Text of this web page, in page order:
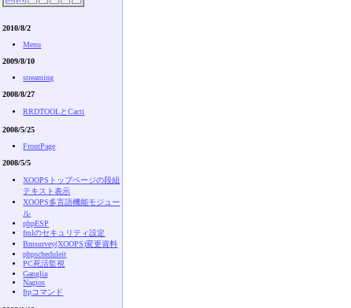
2010/8/2
Menu
2009/8/10
streaming
2008/8/27
RRDTOOLとCacti
2008/5/25
FrontPage
2008/5/5
XOOPSトップページの段組
テキスト表示
XOOPS多言語機能モジュー
ル
phpESP
fmlのセキュリティ設定
Bmsurvey(XOOPS)変更資料
phpscheduleit
PC死活監視
Ganglia
Nagios
ftpコマンド